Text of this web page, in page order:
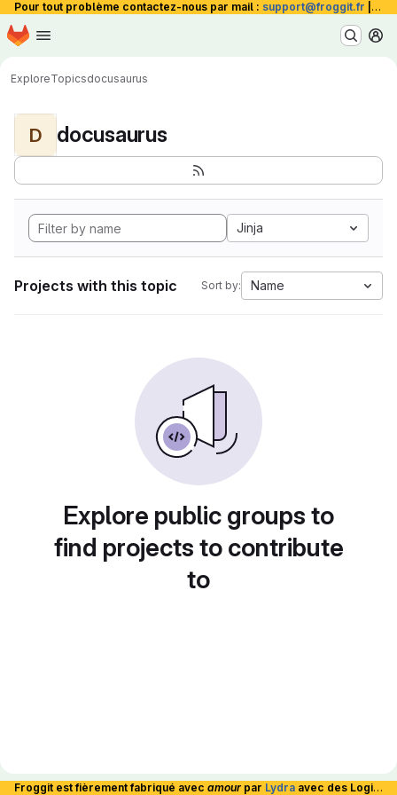
Pour tout problème contactez-nous par mail : support@froggit.fr La
Skip to main content
Homepage
ExploreTopicsdocusaurus
D docusaurus
Jinja
Projects with this topic Sort by: Name
Explore public groups to
find projects to contribute
to
Froggit est fièrement fabriqué avec amour par Lydra avec des Logiciels Libres et hébergé en